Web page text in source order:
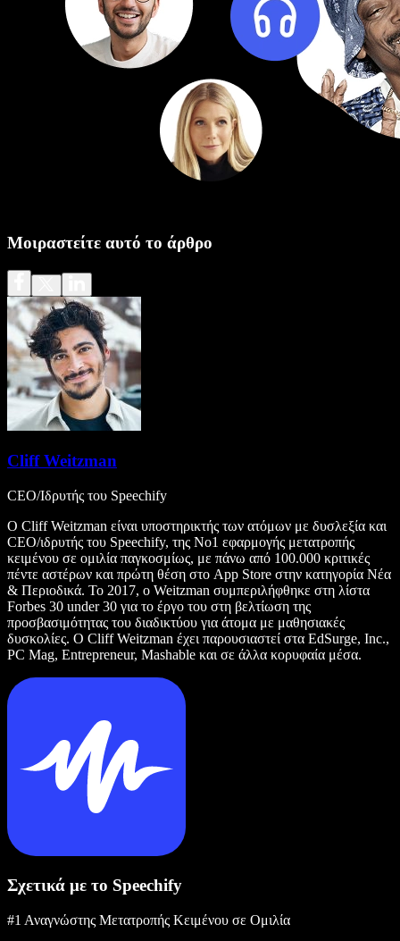
Μοιραστείτε αυτό το άρθρο
Cliff Weitzman
CEO/Ιδρυτής του Speechify
Ο Cliff Weitzman είναι υποστηρικτής των ατόμων με δυσλεξία και
CEO/ιδρυτής του Speechify, της Νο1 εφαρμογής μετατροπής
κειμένου σε ομιλία παγκοσμίως, με πάνω από 100.000 κριτικές
πέντε αστέρων και πρώτη θέση στο App Store στην κατηγορία Νέα
& Περιοδικά. Το 2017, ο Weitzman συμπεριλήφθηκε στη λίστα
Forbes 30 under 30 για το έργο του στη βελτίωση της
προσβασιμότητας του διαδικτύου για άτομα με μαθησιακές
δυσκολίες. Ο Cliff Weitzman έχει παρουσιαστεί στα EdSurge, Inc.,
PC Mag, Entrepreneur, Mashable και σε άλλα κορυφαία μέσα.
Σχετικά με το Speechify
#1 Αναγνώστης Μετατροπής Κειμένου σε Ομιλία